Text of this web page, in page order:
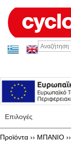
Επιλογές
Προϊόντα ›› ΜΠΑΝΙΟ ››